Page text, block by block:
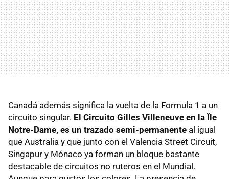
Canadá además significa la vuelta de la Formula 1 a un
circuito singular. El Circuito Gilles Villeneuve en la Île
Notre-Dame, es un trazado semi-permanente al igual
que Australia y que junto con el Valencia Street Circuit,
Singapur y Mónaco ya forman un bloque bastante
destacable de circuitos no ruteros en el Mundial.